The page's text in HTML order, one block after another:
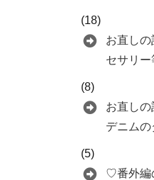
(18)
お直し
セサリー
(8)
お直し
デニムの
(5)
♡番外編